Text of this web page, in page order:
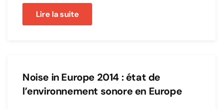
Lire la suite
Noise in Europe 2014 : état de
l’environnement sonore en Europe